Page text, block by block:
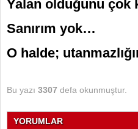
Yalan olduğunu
Sanırım yok…
O halde;
Bu yazı 3307 defa okunmuştur.
YORUMLAR